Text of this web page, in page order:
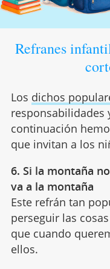
Refranes
Los dichos
responsabilidades
continuación
que invitan a los
6. Si la montaña
va a la montaña
Este refrán tan
perseguir las
que cuando
ellos.